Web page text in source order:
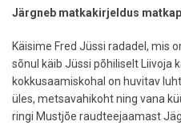
Järgneb matkakirjeldus
Käisime Fred Jüssi radadel, mis
sõnul käib Jüssi põhiliselt Liivoja
kokkusaamiskohal on huvitav
üles, metsavahikoht ning vana
ringi Mustjõe raudteejaamast